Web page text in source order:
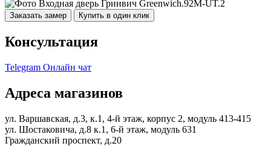
Заказать замер Купить в один клик
Консультация
Telegram Онлайн чат
Адреса магазинов
ул. Варшавская, д.3, к.1, 4-й этаж, корпус 2, модуль 413-415
ул. Шостаковича, д.8 к.1, 6-й этаж, модуль 631
Гражданский проспект, д.20